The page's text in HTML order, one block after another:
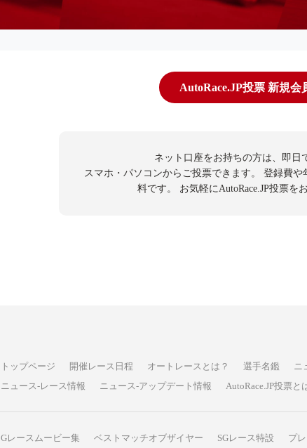
AutoRace.JP投票 新規会
ネット口座をお持ちの方は、即日
スマホ・パソコンからご投票できます。
登録費や
料です。
お気軽にAutoRace.JP投票を
トップページ 開催レース日程 オートレースとは？ 選手名鑑 ニ
ニュース-レース情報
ニュース-アップデート情報 AutoRace.JP投票と
Gレースムービー集 ベストマッチオブザイヤー SGレース特設 プ